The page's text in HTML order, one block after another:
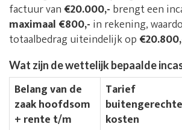
factuur van €20.000,- brengt een
maximaal €800,- in rekening,
totaalbedrag uiteindelijk op
Wat zijn de wettelijk bepaalde
Belang van de
zaak hoofdsom
+ rente t/m
Tarief
kosten